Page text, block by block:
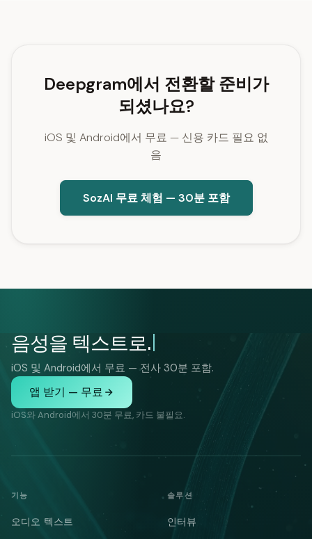
Deepgram에서 전환할 준비가
되셨나요?
iOS 및 Android에서 무료 — 신용 카드 필요 없
음
SozAI 무료 체험 — 30분 포함
음성을 텍스트로.
iOS 및 Android에서 무료 — 전사 30분 포함.
앱 받기 — 무료
iOS와 Android에서 30분 무료, 카드 불필요.
기능
오디오 텍스트
솔루션
인터뷰